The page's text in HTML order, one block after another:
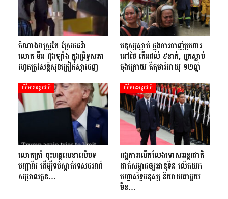
តំណាងរាស្ត្រថៃ ស្រែកតវ៉ា
លោក មីន អ៊ុងឡាំង ក្នុងព្រឹទ្ធសភា
រហូតត្រូវសន្តិសុខក្រៀកស្មាចេញ
មនុស្សស្លាប់ ក្នុងការបាញ់ប្រហារ
នៅថៃ កើនដល់ ៩នាក់, អ្នកស្លាប់
ចុងក្រោយ គឺកុមារីអាយុ ១២ឆ្នាំ
ព័ត៌មានអន្តរជាតិ
លោក​ត្រាំ ចុះហត្ថលេខាលើបទ
បញ្ជាពីរ ដើម្បីទប់ស្កាត់ទេស​ចរណ៍
សម្រាលកូន…
ព័ត៌មានអន្តរជាតិ
អង្គការលើកលែងទោសអន្តរជាតិ
ដាក់សម្ពាធឲ្យអានុទីន លើកយក
បញ្ហាសិទ្ធមនុស្ស និយាយជាមួយ
មីន…